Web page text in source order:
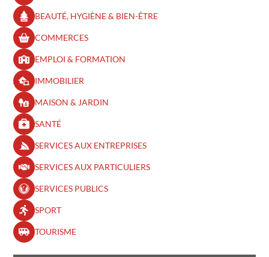
BEAUTÉ, HYGIÈNE & BIEN-ÊTRE​
COMMERCES
EMPLOI & FORMATION
IMMOBILIER
MAISON & JARDIN
SANTÉ
SERVICES AUX ENTREPRISES
SERVICES AUX PARTICULIERS
SERVICES PUBLICS
SPORT
TOURISME